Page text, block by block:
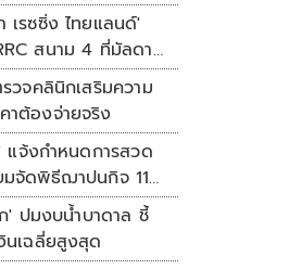
รซซิ่ง ไทยแลนด์'
สนาม 4 ที่มัลดาลิ
วจคลินิกเสริมความ
าต้องจ่ายจริง
แจ้งกำหนดการสวด
จัดพิธีฌาปนกิจ 11
' ปมงบน้ำบาดาล ชี้
นเฉลี่ยสูงสุด